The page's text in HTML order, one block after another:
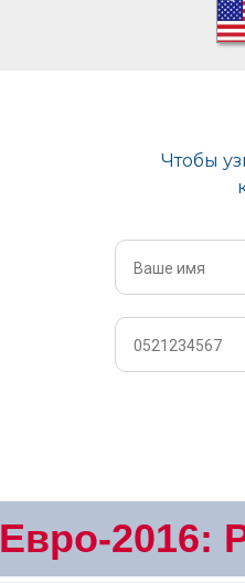
Евро-2016: